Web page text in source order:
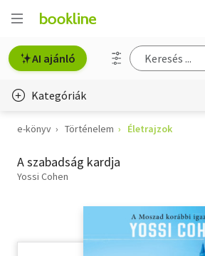
AI ajánló
Kategóriák
Életmód, egészség
Erotika
e-könyv Történelem Életrajzok
A szabadság kardja
Yossi Cohen